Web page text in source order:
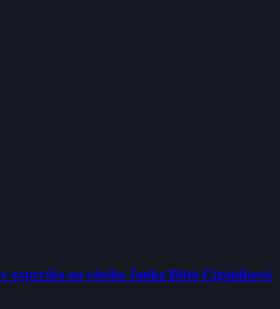
expertka na všetko Janka Bittó Cigániková